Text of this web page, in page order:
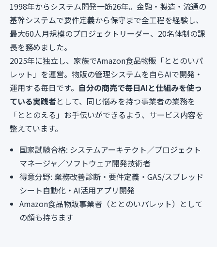
1998年からシステム開発一筋26年。金融・製造・流通の
基幹システムで要件定義から保守まで全工程を経験し、
最大60人月規模のプロジェクトリーダー、20名体制の課
長を務めました。
2025年に独立し、家族でAmazon食品物販「ととのいパ
レット」を運営。物販の管理システムを自らAIで開発・
運用する毎日です。 自分の商売で毎日AIと仕組みを使っ
ている実践者として、同じ悩みを持つ事業者の業務を
「ととのえる」お手伝いができるよう、サービス内容を
整えています。
国家試験合格: システムアーキテクト／プロジェクト
マネージャ／ソフトウェア開発技術者
得意分野: 業務改善診断・要件定義・GAS/スプレッド
シート自動化・AI活用アプリ開発
Amazon食品物販事業者（ととのいパレット）として
の顔も持ちます